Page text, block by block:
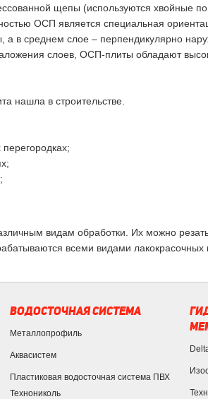
щепы (используются хвойные
ОСП является специальная
а в среднем слое – перпендикулярно
слоев, ОСП-плиты обладают
нашла в строительстве.
видам обработки. Их можно
всеми видами
ВОДОСТОЧНАЯ СИСТЕМА
Металлопрофиль
Аквасистем
Пластиковая водосточная система ПВХ
Технониколь